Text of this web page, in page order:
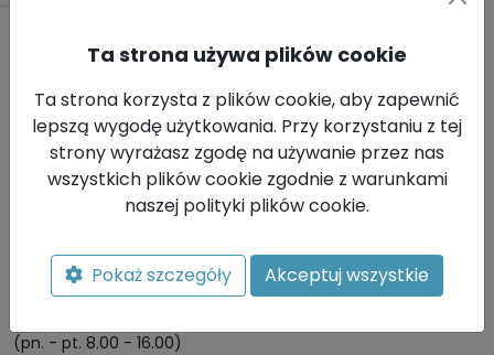
Mentor
Ubezpieczenia
Indywidualne sp. z
177 - 181
87 - 100 Toruń
(pn. - pt. 8.00 - 16.00)
Ta strona używa plików cookie
Ta strona korzysta z plików cookie, aby zapewnić
lepszą wygodę użytkowania. Przy korzystaniu z tej
strony wyrażasz zgodę na używanie przez nas
wszystkich plików cookie zgodnie z warunkami
naszej polityki plików cookie.
Pokaż szczegóły Akceptuj wszystkie